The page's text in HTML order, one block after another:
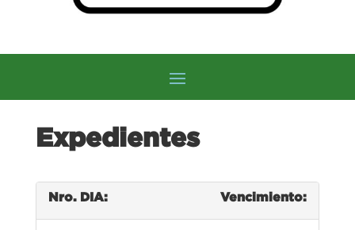
Expedientes
Nro. DIA: Vencimiento: